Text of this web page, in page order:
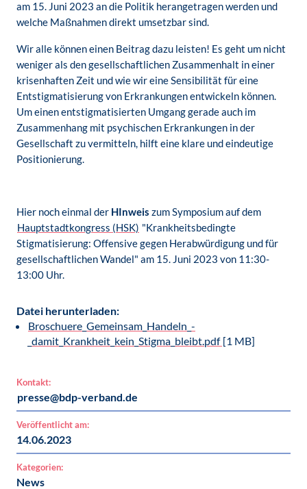
am 15. Juni 2023 an die Politik herangetragen werden und
welche Maßnahmen direkt umsetzbar sind.
Wir alle können einen Beitrag dazu leisten! Es geht um nicht
weniger als den gesellschaftlichen Zusammenhalt in einer
krisenhaften Zeit und wie wir eine Sensibilität für eine
Entstigmatisierung von Erkrankungen entwickeln können.
Um einen entstigmatisierten Umgang gerade auch im
Zusammenhang mit psychischen Erkrankungen in der
Gesellschaft zu vermitteln, hilft eine klare und eindeutige
Positionierung.
Hier noch einmal der HInweis zum Symposium auf dem
Hauptstadtkongress (HSK) "Krankheitsbedingte
Stigmatisierung: Offensive gegen Herabwürdigung und für
gesellschaftlichen Wandel" am 15. Juni 2023 von 11:30-
13:00 Uhr.
Datei herunterladen:
Broschuere_Gemeinsam_Handeln_-
_damit_Krankheit_kein_Stigma_bleibt.pdf [1 MB]
Kontakt:
presse@bdp-verband.de
Veröffentlicht am:
14.06.2023
Kategorien:
News